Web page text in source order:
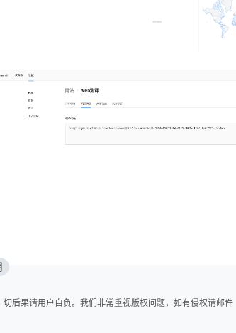
后果请用户自负。我们非常重视版权问题，如有侵权请邮件